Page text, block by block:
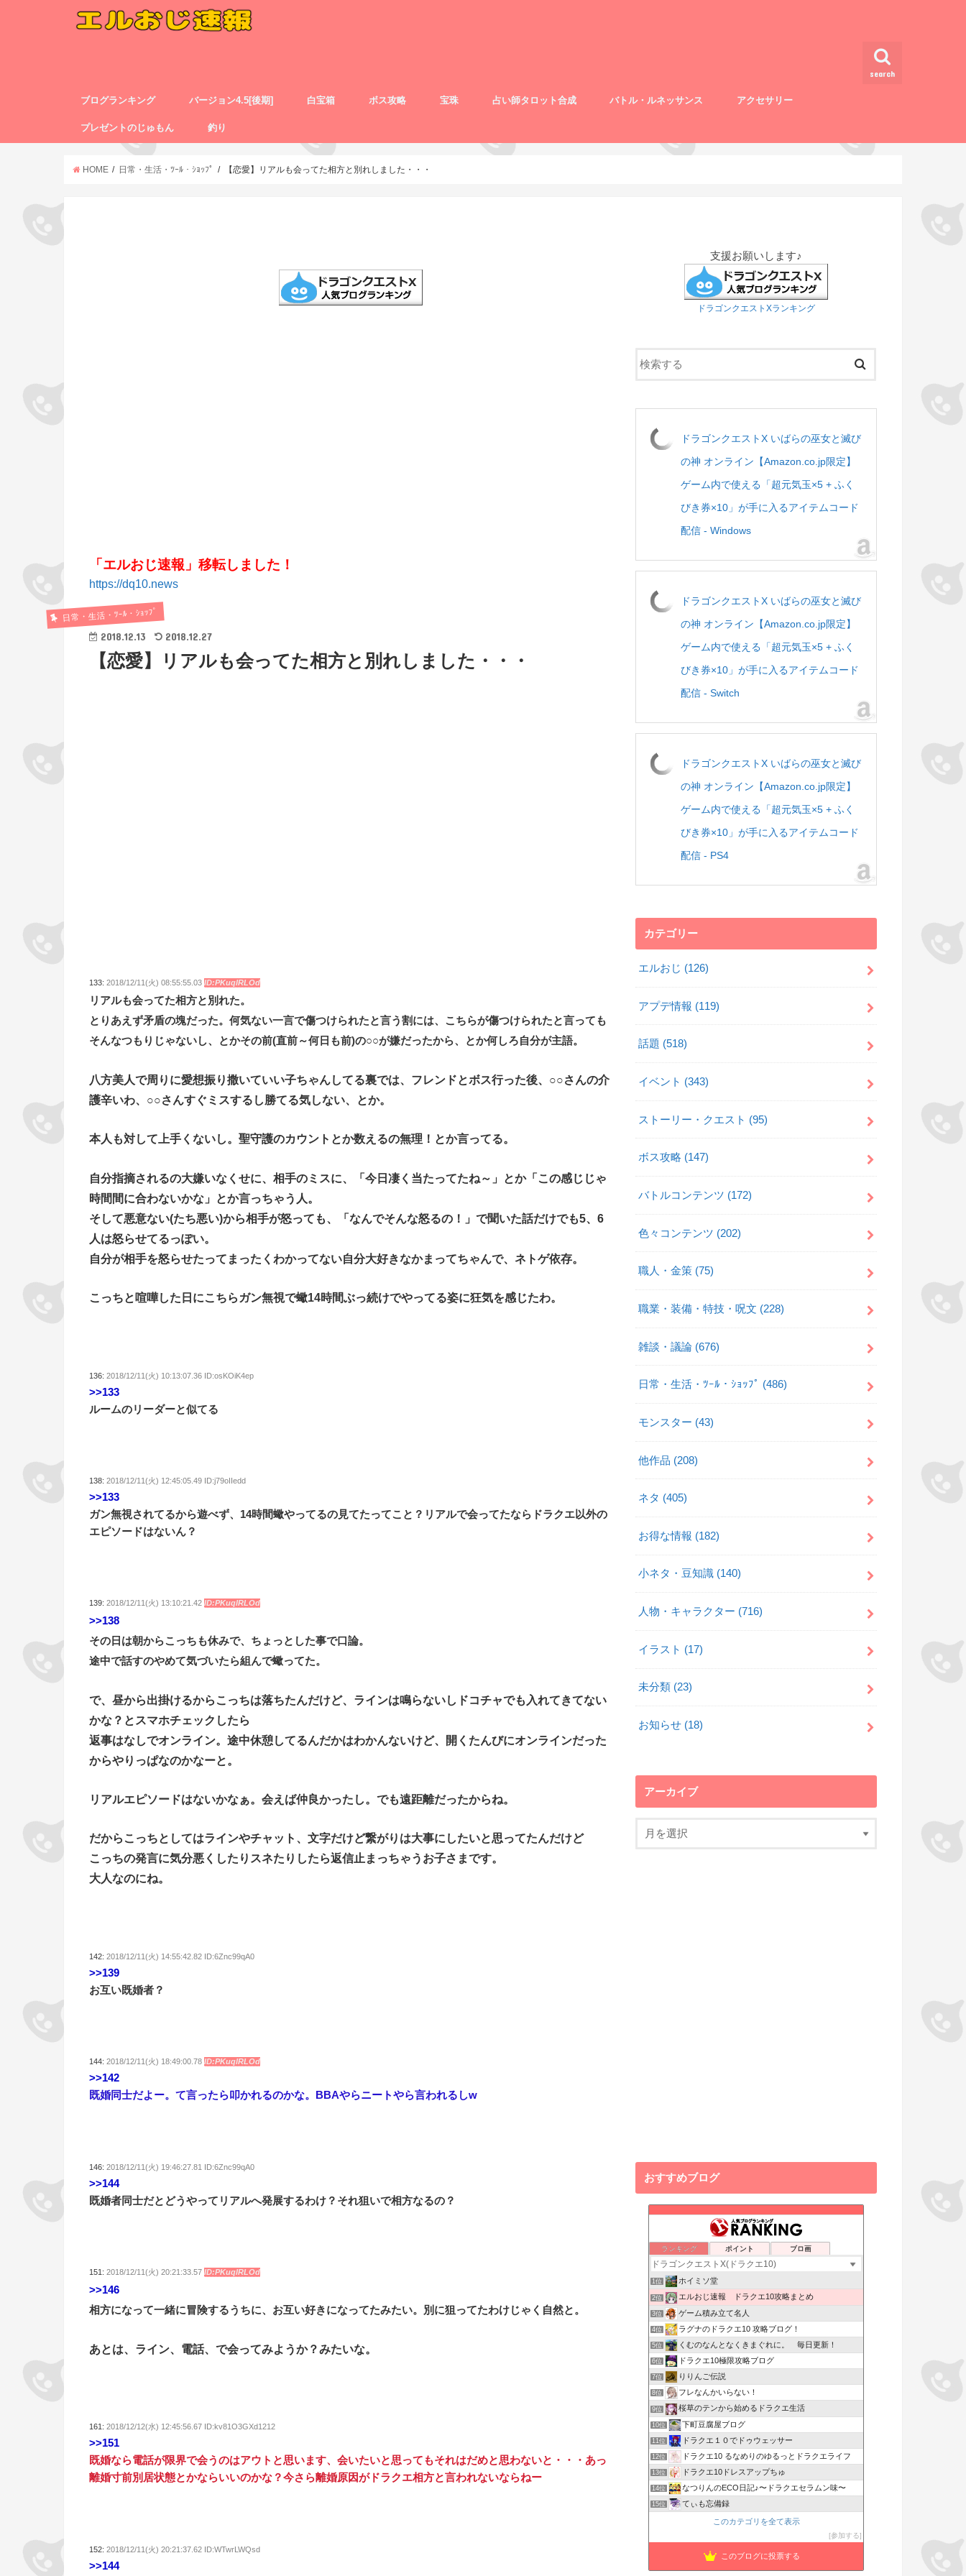
search
ブログランキング バージョン4.5[後期] 白宝箱 ボス攻略 宝珠 占い師タロット合成 バトル・ルネッサンス アクセサリー
プレゼントのじゅもん 釣り
HOME 日常・生活・ﾂｰﾙ・ｼｮｯﾌﾟ 【恋愛】リアルも会ってた相方と別れしました・・・
「エルおじ速報」移転しました！
https://dq10.news
日常・生活・ﾂｰﾙ・ｼｮｯﾌﾟ
2018.12.13 2018.12.27
【恋愛】リアルも会ってた相方と別れしました・・・
133: 2018/12/11(火) 08:55:55.03 ID:PKuqlRLOd
リアルも会ってた相方と別れた。
とりあえず矛盾の塊だった。何気ない一言で傷つけられたと言う割には、こちらが傷つけられたと言っても
そんなつもりじゃないし、とかその前(直前～何日も前)の○○が嫌だったから、とか何しろ自分が主語。
八方美人で周りに愛想振り撒いていい子ちゃんしてる裏では、フレンドとボス行った後、○○さんの介
護辛いわ、○○さんすぐミスするし勝てる気しない、とか。
本人も対して上手くないし。聖守護のカウントとか数えるの無理！とか言ってる。
自分指摘されるの大嫌いなくせに、相手のミスに、「今日凄く当たってたね～」とか「この感じじゃ
時間間に合わないかな」とか言っちゃう人。
そして悪意ない(たち悪い)から相手が怒っても、「なんでそんな怒るの！」で聞いた話だけでも5、6
人は怒らせてるっぽい。
自分が相手を怒らせたってまったくわかってない自分大好きなかまってちゃんで、ネトゲ依存。
こっちと喧嘩した日にこちらガン無視で蠍14時間ぶっ続けでやってる姿に狂気を感じたわ。
136: 2018/12/11(火) 10:13:07.36 ID:osKOiK4ep
>>133
ルームのリーダーと似てる
138: 2018/12/11(火) 12:45:05.49 ID:j79oIIedd
>>133
ガン無視されてるから遊べず、14時間蠍やってるの見てたってこと？リアルで会ってたならドラクエ以外の
エピソードはないん？
139: 2018/12/11(火) 13:10:21.42 ID:PKuqlRLOd
>>138
その日は朝からこっちも休みで、ちょっとした事で口論。
途中で話すのやめて気づいたら組んで蠍ってた。
で、昼から出掛けるからこっちは落ちたんだけど、ラインは鳴らないしドコチャでも入れてきてない
かな？とスマホチェックしたら
返事はなしでオンライン。途中休憩してるんだかはわかんないけど、開くたんびにオンラインだった
からやりっぱなのかなーと。
リアルエピソードはないかなぁ。会えば仲良かったし。でも遠距離だったからね。
だからこっちとしてはラインやチャット、文字だけど繋がりは大事にしたいと思ってたんだけど
こっちの発言に気分悪くしたりスネたりしたら返信止まっちゃうお子さまです。
大人なのにね。
142: 2018/12/11(火) 14:55:42.82 ID:6Znc99qA0
>>139
お互い既婚者？
144: 2018/12/11(火) 18:49:00.78 ID:PKuqlRLOd
>>142
既婚同士だよー。て言ったら叩かれるのかな。BBAやらニートやら言われるしw
146: 2018/12/11(火) 19:46:27.81 ID:6Znc99qA0
>>144
既婚者同士だとどうやってリアルへ発展するわけ？それ狙いで相方なるの？
151: 2018/12/11(火) 20:21:33.57 ID:PKuqlRLOd
>>146
相方になって一緒に冒険するうちに、お互い好きになってたみたい。別に狙ってたわけじゃく自然と。
あとは、ライン、電話、で会ってみようか？みたいな。
161: 2018/12/12(水) 12:45:56.67 ID:kv81O3GXd1212
>>151
既婚なら電話が限界で会うのはアウトと思います、会いたいと思ってもそれはだめと思わないと・・・あっ
離婚寸前別居状態とかならいいのかな？今さら離婚原因がドラクエ相方と言われないならねー
152: 2018/12/11(火) 20:21:37.62 ID:WTwrLWQsd
>>144
支援お願いします♪
ドラゴンクエストXランキング
ドラゴンクエストX いばらの巫女と滅び
の神 オンライン【Amazon.co.jp限定】
ゲーム内で使える「超元気玉×5 + ふく
びき券×10」が手に入るアイテムコード
配信 - Windows
ドラゴンクエストX いばらの巫女と滅び
の神 オンライン【Amazon.co.jp限定】
ゲーム内で使える「超元気玉×5 + ふく
びき券×10」が手に入るアイテムコード
配信 - Switch
ドラゴンクエストX いばらの巫女と滅び
の神 オンライン【Amazon.co.jp限定】
ゲーム内で使える「超元気玉×5 + ふく
びき券×10」が手に入るアイテムコード
配信 - PS4
カテゴリー
エルおじ (126)
アプデ情報 (119)
話題 (518)
イベント (343)
ストーリー・クエスト (95)
ボス攻略 (147)
バトルコンテンツ (172)
色々コンテンツ (202)
職人・金策 (75)
職業・装備・特技・呪文 (228)
雑談・議論 (676)
日常・生活・ﾂｰﾙ・ｼｮｯﾌﾟ (486)
モンスター (43)
他作品 (208)
ネタ (405)
お得な情報 (182)
小ネタ・豆知識 (140)
人物・キャラクター (716)
イラスト (17)
未分類 (23)
お知らせ (18)
アーカイブ
おすすめブログ
ランキング ポイント ブロ画
1位 ホイミソ堂
2位 エルおじ速報 ドラクエ10攻略まとめ
3位 ゲーム積み立て名人
4位 ラグナのドラクエ10 攻略ブログ！
5位 くむのなんとなくきまぐれに。 毎日更新！
6位 ドラクエ10極限攻略ブログ
7位 りりんご伝説
8位 フレなんかいらない！
9位 桜草のテンから始めるドラクエ生活
10位 下町豆腐屋ブログ
11位 ドラクエ１０でドゥウェッサー
12位 ドラクエ10 るなめりのゆるっとドラクエライフ
13位 ドラクエ10ドレスアップちゅ
14位 なつりんのECO日記♪〜ドラクエセラムン味〜
15位 てぃも忘備録
このカテゴリを全て表示
参加する
このブログに投票する